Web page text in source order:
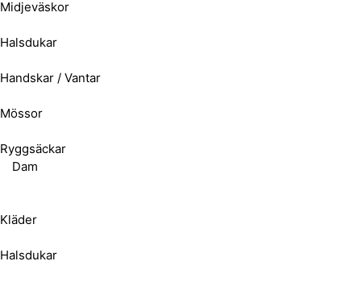
Midjeväskor
Halsdukar
Handskar / Vantar
Mössor
Ryggsäckar
Dam
Kläder
Halsdukar